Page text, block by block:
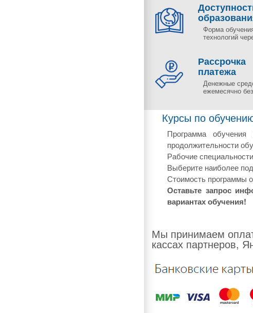
Форма
технологий
Рассрочка
платежа
Денежные
ежемесячно
Курсы по
Программа
продолжительности
Рабочие
Выберите наиболее
Стоимость программы
Оставьте запрос
вариантах обучения!
Мы принимаем
кассах партнеров,